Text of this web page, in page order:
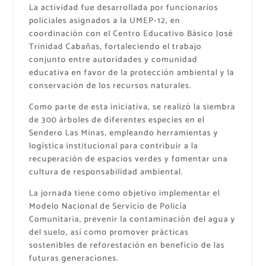
La actividad fue desarrollada por funcionarios
policiales asignados a la UMEP-12, en
coordinación con el Centro Educativo Básico José
Trinidad Cabañas, fortaleciendo el trabajo
conjunto entre autoridades y comunidad
educativa en favor de la protección ambiental y la
conservación de los recursos naturales.
Como parte de esta iniciativa, se realizó la siembra
de 300 árboles de diferentes especies en el
Sendero Las Minas, empleando herramientas y
logística institucional para contribuir a la
recuperación de espacios verdes y fomentar una
cultura de responsabilidad ambiental.
La jornada tiene como objetivo implementar el
Modelo Nacional de Servicio de Policía
Comunitaria, prevenir la contaminación del agua y
del suelo, así como promover prácticas
sostenibles de reforestación en beneficio de las
futuras generaciones.